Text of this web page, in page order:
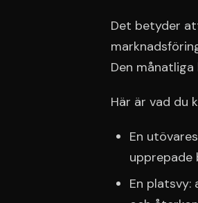
Det betyder
Den
Här är vad du
En
upprepade
En